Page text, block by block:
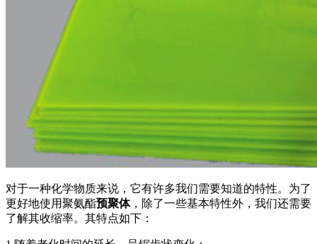
对于一种化学物质来说，它有许多我们需要知道的特性。为了
更好地使用聚氨酯预聚体，除了一些基本特性外，我们还需要
了解其收缩率。其特点如下：